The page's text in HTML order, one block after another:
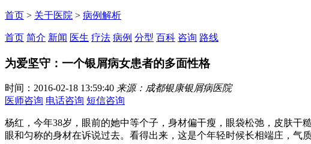
首页 > 关于医院 > 病例解析
首页 简介 新闻 医生 疗法 病例 分型 百科 咨询 路线
为爱坚守：一个银屑病女患者的多面性格
时间：2016-02-18 13:59:40 来源：成都银康银屑病医院
医师咨询 电话咨询 短信咨询
杨红，今年38岁，眼前的她中等个子，身材偏干瘦，眼袋松弛，皮肤
眼和匀称的身材在诉说过去。看得出来，这是个年轻时候长相端庄，气质